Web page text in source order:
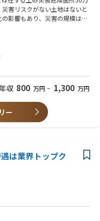
害リスクがない土地はないと
影響もあり、災害の規模は年
く、災害リスクに対応する危
知、避難体制の確立等のソフ
りますので、選考時にお渡し
収 800 万円 ~ 1,300 万円
ー
は業界トップク